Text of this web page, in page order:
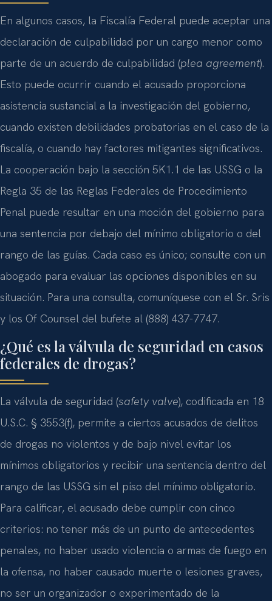
En algunos casos, la Fiscalía Federal puede aceptar una
declaración de culpabilidad por un cargo menor como
parte de un acuerdo de culpabilidad (plea agreement).
Esto puede ocurrir cuando el acusado proporciona
asistencia sustancial a la investigación del gobierno,
cuando existen debilidades probatorias en el caso de la
fiscalía, o cuando hay factores mitigantes significativos.
La cooperación bajo la sección 5K1.1 de las USSG o la
Regla 35 de las Reglas Federales de Procedimiento
Penal puede resultar en una moción del gobierno para
una sentencia por debajo del mínimo obligatorio o del
rango de las guías. Cada caso es único; consulte con un
abogado para evaluar las opciones disponibles en su
situación. Para una consulta, comuníquese con el Sr. Sris
y los Of Counsel del bufete al (888) 437-7747.
¿Qué es la válvula de seguridad en casos
federales de drogas?
La válvula de seguridad (safety valve), codificada en 18
U.S.C. § 3553(f), permite a ciertos acusados de delitos
de drogas no violentos y de bajo nivel evitar los
mínimos obligatorios y recibir una sentencia dentro del
rango de las USSG sin el piso del mínimo obligatorio.
Para calificar, el acusado debe cumplir con cinco
criterios: no tener más de un punto de antecedentes
penales, no haber usado violencia o armas de fuego en
la ofensa, no haber causado muerte o lesiones graves,
no ser un organizador o experimentado de la